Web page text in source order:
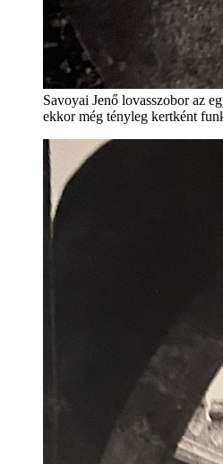
Savoyai Jenő lovasszobor az
ekkor még tényleg kertként